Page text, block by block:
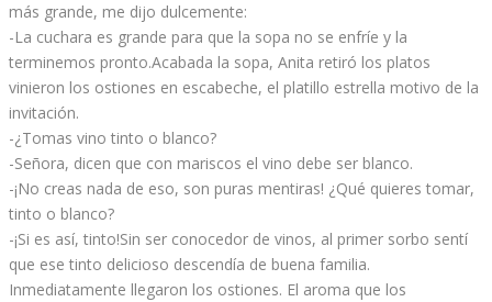
más grande, me dijo dulcemente:
-La cuchara es grande para que la sopa no se enfríe y la
terminemos pronto.Acabada la sopa, Anita retiró los platos
vinieron los ostiones en escabeche, el platillo estrella motivo de la
invitación.
-¿Tomas vino tinto o blanco?
-Señora, dicen que con mariscos el vino debe ser blanco.
-¡No creas nada de eso, son puras mentiras! ¿Qué quieres tomar,
tinto o blanco?
-¡Si es así, tinto!Sin ser conocedor de vinos, al primer sorbo sentí
que ese tinto delicioso descendía de buena familia.
Inmediatamente llegaron los ostiones. El aroma que los